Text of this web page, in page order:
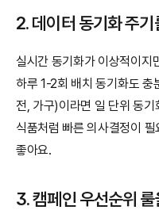
2. 데이터 동기화 주
실시간 동기화가 이상적이지
하루 1-2회 배치 동기화도 충
전, 가구)이라면 일 단위 동
식품처럼 빠른 의사결정이
좋아요.
3. 캠페인 우선순위